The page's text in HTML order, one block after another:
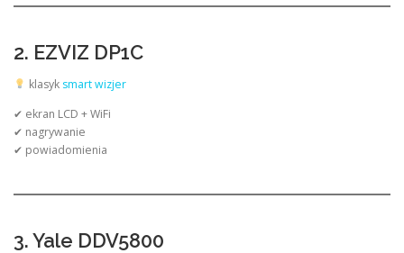
2. EZVIZ DP1C
klasyk smart wizjer
✔ ekran LCD + WiFi
✔ nagrywanie
✔ powiadomienia
3. Yale DDV5800